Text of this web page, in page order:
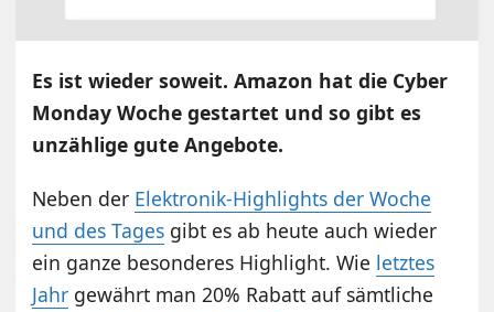
Es ist wieder soweit. Amazon hat die Cyber
Monday Woche gestartet und so gibt es
unzählige gute Angebote.
Neben der Elektronik-Highlights der Woche
und des Tages gibt es ab heute auch wieder
ein ganze besonderes Highlight. Wie letztes
Jahr gewährt man 20% Rabatt auf sämtliche